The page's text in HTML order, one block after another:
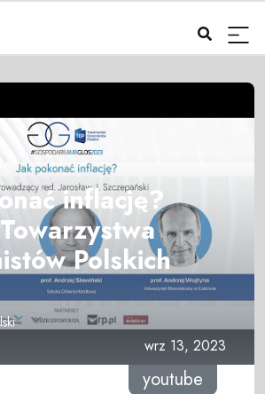
inflację?
Polskich
wrz 13, 2023
youtube